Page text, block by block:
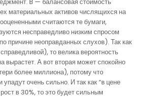
материальных активов числящихся на
считаются те бумаги,
несправедливо низким спросом
причине неоправданных слухов). Так как
то велика вероятность
вырастет. А вот вторая может спокойно
более миллиона), потому что
очень сильно. И так как “в цене
в 30%, то это будет сильным